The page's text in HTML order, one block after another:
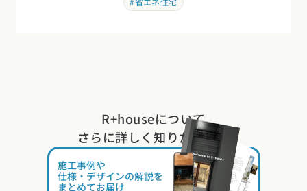
施工事例や
仕様・デザインの解説を
まとめてお届け
無料 カタログ請求する